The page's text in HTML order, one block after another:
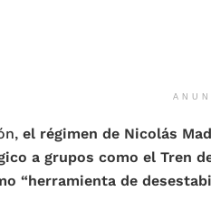
el régimen de Nicolás
a grupos como el Tren
“herramienta de